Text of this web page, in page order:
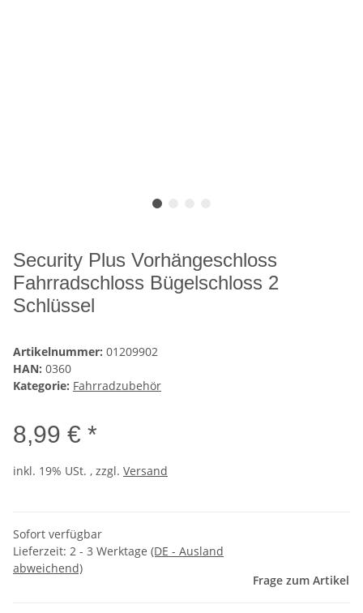
Security Plus Vorhängeschloss
Fahrradschloss Bügelschloss 2
Schlüssel
Artikelnummer: 01209902
HAN: 0360
Kategorie: Fahrradzubehör
8,99 € *
inkl. 19% USt. , zzgl. Versand
Sofort verfügbar
Lieferzeit: 2 - 3 Werktage (DE - Ausland
abweichend)
Frage zum Artikel